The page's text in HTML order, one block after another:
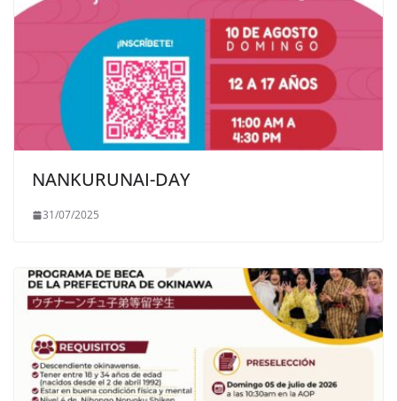
NANKURUNAI-DAY
31/07/2025